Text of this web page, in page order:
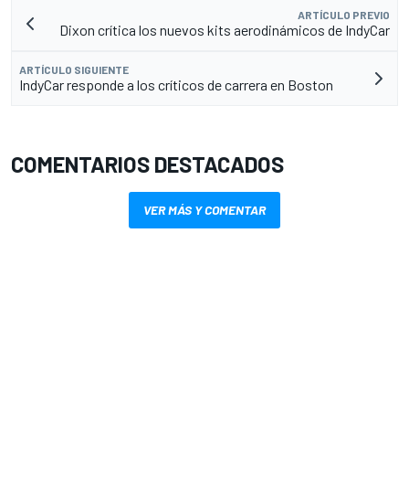
ARTÍCULO PREVIO
Dixon crítica los nuevos kits aerodinámicos de IndyCar
ARTÍCULO SIGUIENTE
IndyCar responde a los críticos de carrera en Boston
COMENTARIOS DESTACADOS
VER MÁS Y COMENTAR